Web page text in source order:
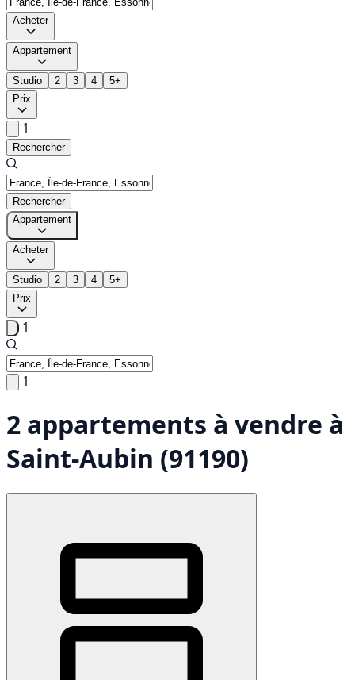
Acheter
Appartement
Studio 2 3 4
5+
Prix
1
Rechercher
Rechercher
Appartement
Acheter
Studio 2 3 4
5+
Prix
1
1
2 appartements à vendre à
Saint-Aubin (91190)